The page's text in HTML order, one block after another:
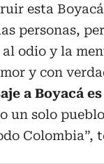
esta
personas,
al odio y la
y con
a Boyacá
un solo
Colombia”,